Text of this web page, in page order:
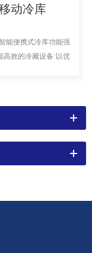
动冷库
能便携式冷库功能强
高效的冷藏设备:以优
、-40°C(更多
非标订制)灵活性高:
底座或平整地面。